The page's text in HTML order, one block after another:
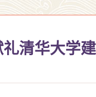
清华大学